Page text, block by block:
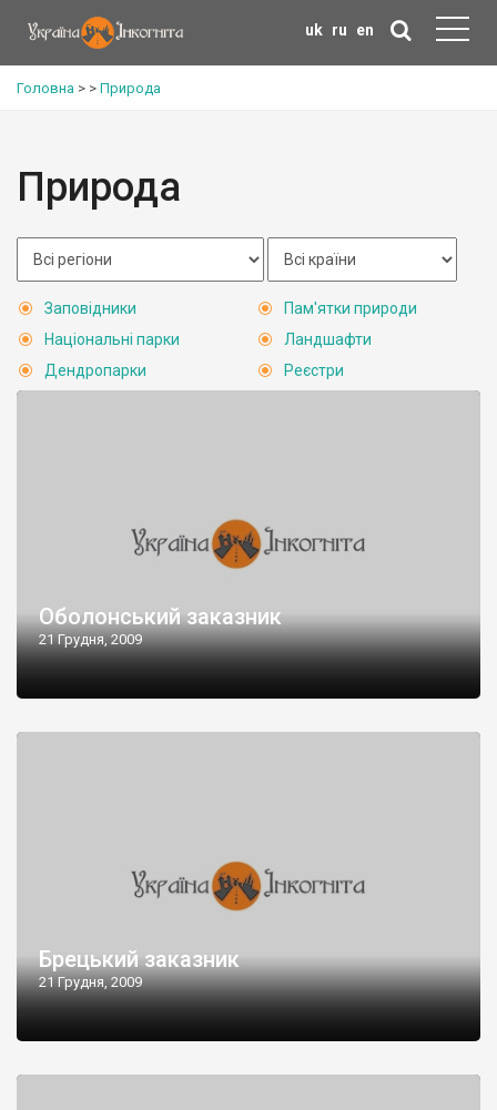
uk ru en
Головна > > Природа
Природа
Заповідники
Національні парки
Дендропарки
Пам'ятки природи
Ландшафти
Реєстри
Оболонський заказник
21 Грудня, 2009
Брецький заказник
21 Грудня, 2009